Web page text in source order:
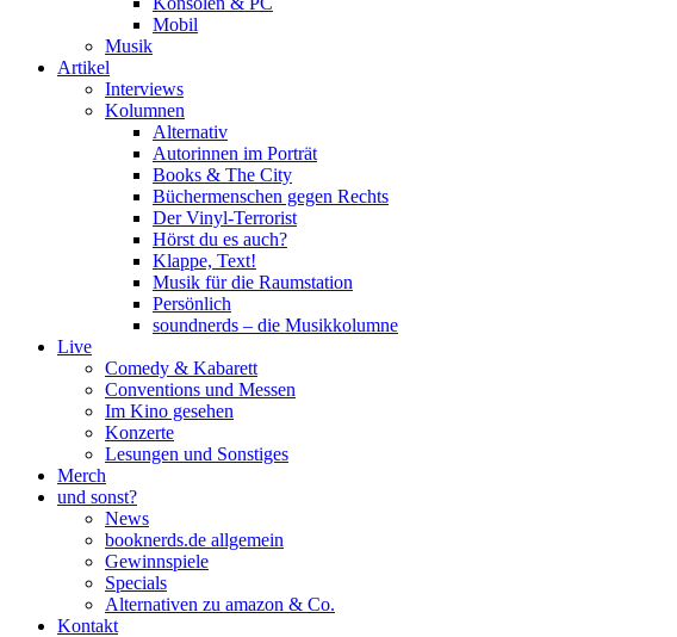
Mobil
Musik
Artikel
Interviews
Kolumnen
Alternativ
Autorinnen im Porträt
Books & The City
Büchermenschen gegen Rechts
Der Vinyl-Terrorist
Hörst du es auch?
Klappe, Text!
Musik für die Raumstation
Persönlich
soundnerds – die Musikkolumne
Live
Comedy & Kabarett
Conventions und Messen
Im Kino gesehen
Konzerte
Lesungen und Sonstiges
Merch
und sonst?
News
booknerds.de allgemein
Gewinnspiele
Specials
Alternativen zu amazon & Co.
Kontakt